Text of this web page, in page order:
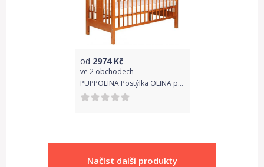
od 2974Kč
ve 2 obchodech
PUPPOLINA Postýlka OLINA pevná bočnice olše
Načíst další produkty